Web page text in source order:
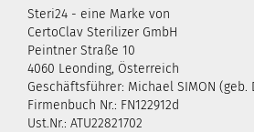
Steri24 - eine Marke von
CertoClav Sterilizer GmbH
Peintner Straße 10
4060 Leonding, Österreich
Geschäftsführer: Michael SIMON (geb.
Firmenbuch Nr.: FN122912d
Ust.Nr.: ATU22821702